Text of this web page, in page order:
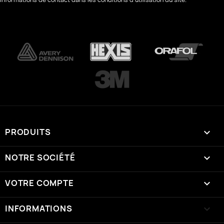
PRODUITS 
NOTRE SOCIÉTÉ 
VOTRE COMPTE 
INFORMATIONS keyboard_arrow_down